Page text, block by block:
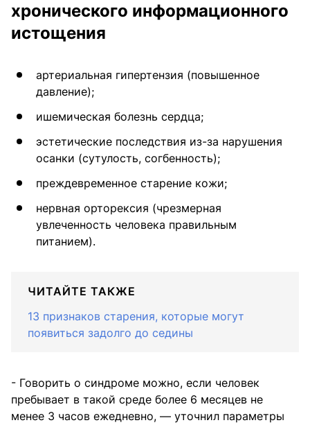
хронического информационного
истощения
артериальная гипертензия (повышенное
давление);
ишемическая болезнь сердца;
эстетические последствия из-за нарушения
осанки (сутулость, согбенность);
преждевременное старение кожи;
нервная орторексия (чрезмерная
увлеченность человека правильным
питанием).
ЧИТАЙТЕ ТАКЖЕ
13 признаков старения, которые могут
появиться задолго до седины
- Говорить о синдроме можно, если человек
пребывает в такой среде более 6 месяцев не
менее 3 часов ежедневно, — уточнил параметры